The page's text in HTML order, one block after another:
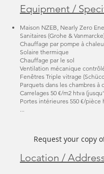
Equipment /
Maison NZEB, Nearly Zero
Sanitaires (Grohe &
Chauffage par pompe à
Solaire thermique
Chauffage par le sol
Ventilation mécanique
Fenêtres Triple vitrage
Parquets dans les chambres à
Carrelages 50 €/m2 htva
Portes intérieures 550 €/pièce
...
Request your copy
Location /